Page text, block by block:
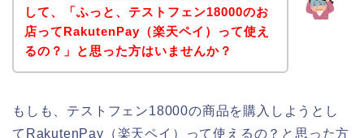
して、「ふっと、テストフェン18000のお
店ってRakutenPay（楽天ペイ）って使え
るの？」と思った方はいませんか？
もしも、テストフェン18000の商品を購入しようとし
てRakutenPay（楽天ペイ）って使えるの？と思った方